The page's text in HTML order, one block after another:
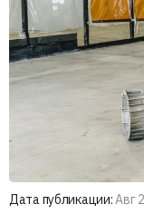
Дата публикации:Авг